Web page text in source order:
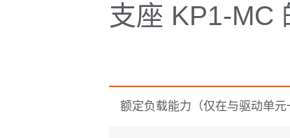
支座 KP1-MC
额定负载能力（仅在与驱动单元